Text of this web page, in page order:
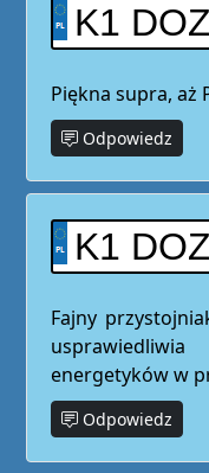
K1
Piękna supra, aż
Odpowiedz
K1
Fajny
energetyków w
Odpowiedz